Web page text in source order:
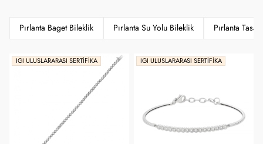
Pırlanta Baget Bileklik Pırlanta Su Yolu Bileklik Pırlanta
IGI ULUSLARARASI SERTIFIKA IGI ULUSLARARASI SERTIFIKA